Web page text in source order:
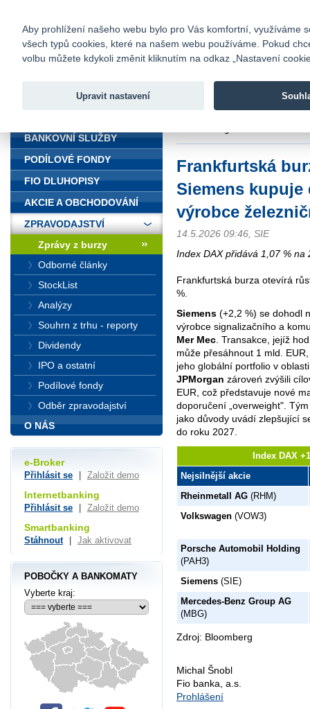
Fio banka
Fio banka
Frankfurtská
Siemens
výrobce
14.5.2026 09:46, SIE
Index DAX přidává 1,07 % na
Frankfurtská burza otevírá
%.
Siemens (+2,2 %) se dohodl
výrobce signalizačního a
Mer Mec . Transakce, jejíž
může přesáhnout 1 mld.
jeho globální portfolio v
JPMorgan zároveń zvýšili
EUR, což představuje nové
doporučení „overweight".
jako důvody uvádí zlepšující
do roku 2027.
Index DAX
Nejsilnější akcie
Rheinmetall AG (RHM)
Volkswagen (VOW3)
Porsche Automobil Holding
(PAH3)
Siemens (SIE)
Mercedes-Benz Group AG
(MBG)
Zdroj: Bloomberg
Michal Šnobl
Fio banka, a.s.
Prohlášení
BANKOVNÍ SLUŽBY
PODÍLOVÉ FONDY
FIO DLUHOPISY
AKCIE A OBCHODOVÁNÍ
ZPRAVODAJSTVÍ
Zprávy z burzy
Odborné články
StockList
Analýzy
Souhrn z trhu - reporty
Dividendy
IPO a ostatní
Podílové fondy
Odběr zpravodajství
O NÁS
e-Broker
Přihlásit se Založit demo
Internetbanking
Přihlásit se Založit demo
Smartbanking
Stáhnout Jak aktivovat
POBOČKY A BANKOMATY
Vyberte kraj:
Aby prohlížení našeho webu bylo pro Vás komfortní, využíváme
všech typů cookies, které na našem webu používáme. Pokud
volbu můžete kdykoli změnit kliknutím na odkaz „Nastavení
Upravit nastavení